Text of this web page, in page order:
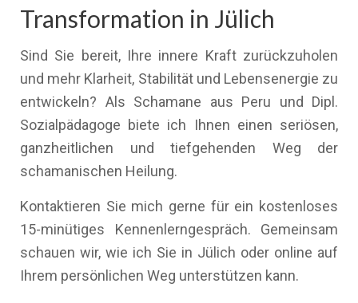
Transformation in Jülich
Sind Sie bereit, Ihre innere Kraft zurückzuholen
und mehr Klarheit, Stabilität und Lebensenergie zu
entwickeln? Als Schamane aus Peru und Dipl.
Sozialpädagoge biete ich Ihnen einen seriösen,
ganzheitlichen und tiefgehenden Weg der
schamanischen Heilung.
Kontaktieren Sie mich gerne für ein kostenloses
15-minütiges Kennenlerngespräch. Gemeinsam
schauen wir, wie ich Sie in Jülich oder online auf
Ihrem persönlichen Weg unterstützen kann.